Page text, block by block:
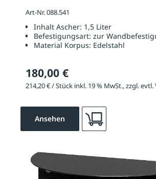
Art-Nr. 088.541
Inhalt Ascher: 1,5 Liter
Befestigungsart: zur
Material Korpus: Edelstahl
180,00 €
214,20 € / Stück inkl. 19 % MwSt., zzgl.
Ansehen